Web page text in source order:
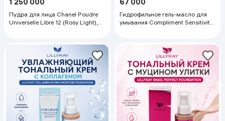
Пудра для лица Chanel Poudre
Universelle Libre 12 (Rosy Light),
67 000
Гидрофильное гель-масло для
умывания Compliment Sensitivity,